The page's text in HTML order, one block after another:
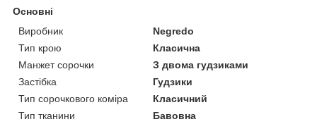
Основні
Виробник
Negredo
Тип крою
Класична
Манжет сорочки
З двома гудзиками
Застібка
Гудзики
Тип сорочкового коміра
Класичний
Тип тканини
Бавовна